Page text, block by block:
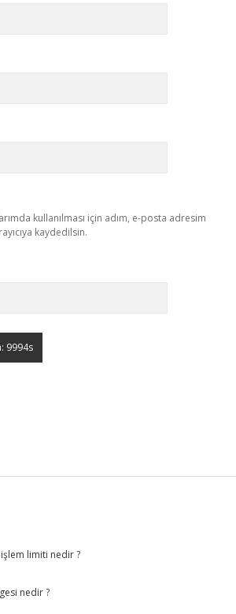
kullanılması için adım, e-posta adresim
kaydedilsin.
işlem limiti nedir ?
nedir ?